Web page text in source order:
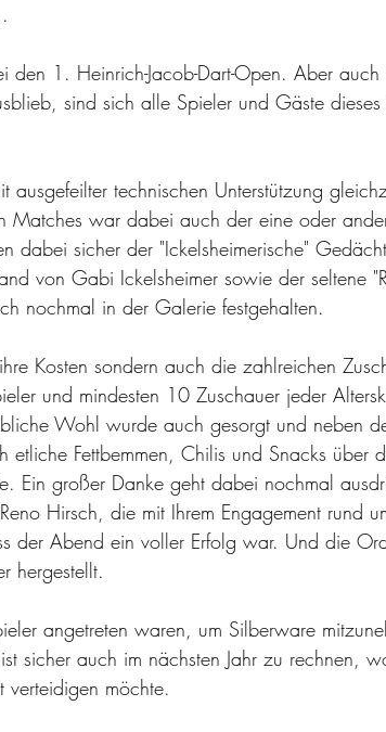
den 1. Heinrich-Jacob-Dart-Open. Aber
sind sich alle Spieler und Gäste
ausgefeilter technischen Unterstützung
Matches war dabei auch der eine oder
dabei sicher der "Ickelsheimerische"
von Gabi Ickelsheimer sowie der seltene
nochmal in der Galerie festgehalten.
Kosten sondern auch die zahlreichen
und mindesten 10 Zuschauer jeder
Wohl wurde auch gesorgt und neben
Fettbemmen, Chilis und Snacks über
Ein großer Danke geht dabei nochmal
Hirsch, die mit Ihrem Engagement rund
der Abend ein voller Erfolg war. Und die
hergestellt.
angetreten waren, um Silberware
sicher auch im nächsten Jahr zu rechnen,
verteidigen möchte.